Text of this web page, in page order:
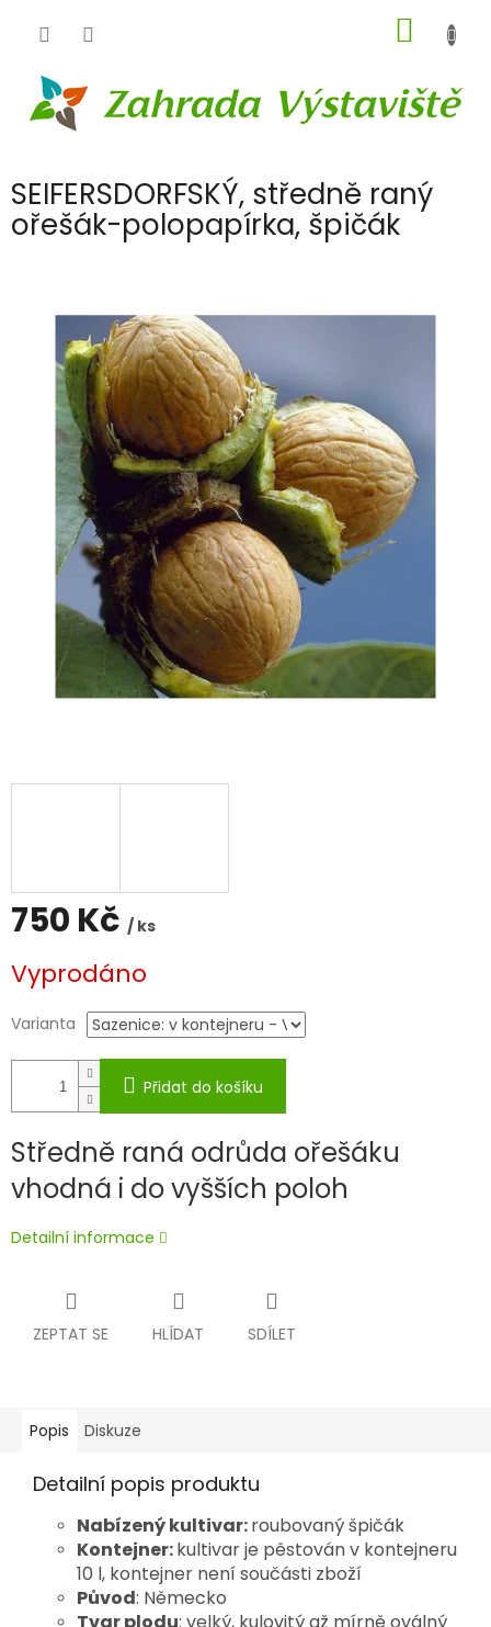
KOŠÍK
SEIFERSDORFSKÝ, středně raný
ořešák-polopapírka, špičák
750 Kč / ks
cena:
Vyprodáno
Varianta
Přidat do košíku
Středně raná odrůda ořešáku
vhodná i do vyšších poloh
Detailní informace
ZEPTAT SE HLÍDAT SDÍLET
Popis Diskuze
Detailní popis produktu
Nabízený kultivar:roubovaný špičák
Kontejner:kultivar je pěstován v kontejneru
10 l, kontejner není součásti zboží
Původ: Německo